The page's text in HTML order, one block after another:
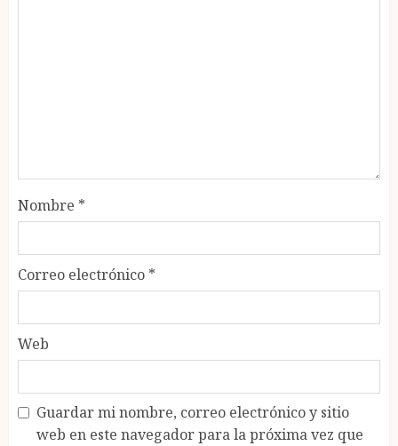
Nombre *
Correo electrónico *
Web
Guardar mi nombre, correo electrónico y sitio
web en este navegador para la próxima vez que